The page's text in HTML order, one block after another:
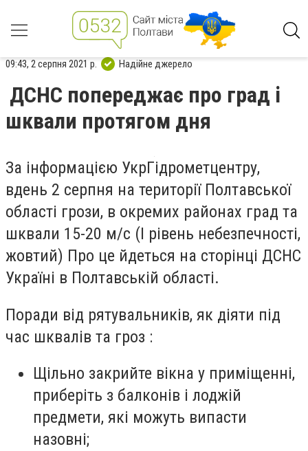
09:43, 2 серпня 2021 р. Надійне джерело
ДСНС попереджає про град і
шквали протягом дня
За інформацією УкрГідрометцентру,
вдень 2 серпня на території Полтавської
області грози, в окремих районах град та
шквали 15-20 м/с (I рівень небезпечності,
жовтий) Про це йдеться на сторінці ДСНС
Україні в Полтавській області.
Поради від рятувальників, як діяти під
час шквалів та гроз :
Щільно закрийте вікна у приміщенні,
приберіть з балконів і лоджій
предмети, які можуть випасти
назовні;